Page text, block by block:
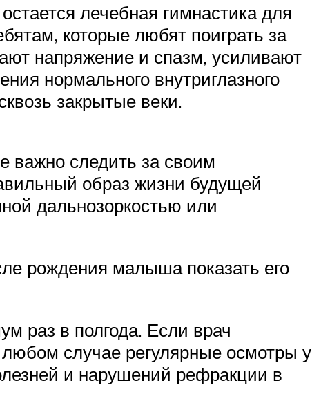
лечебная гимнастика для
которые любят поиграть за
напряжение и спазм, усиливают
нормального внутриглазного
закрытые веки.
важно следить за своим
образ жизни будущей
дальнозоркостью или
рождения малыша показать его
раз в полгода. Если врач
случае регулярные осмотры у
и нарушений рефракции в